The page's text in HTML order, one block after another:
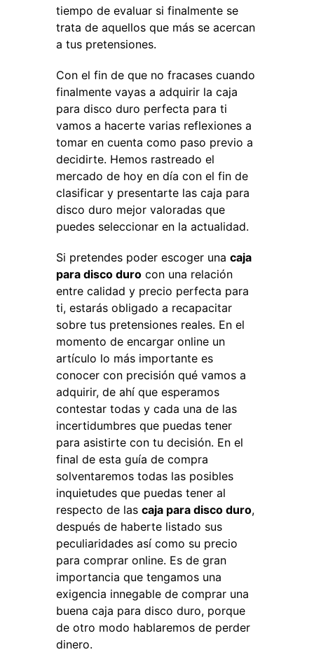
tiempo de evaluar si finalmente se
trata de aquellos que más se acercan
a tus pretensiones.
Con el fin de que no fracases cuando
finalmente vayas a adquirir la caja
para disco duro perfecta para ti
vamos a hacerte varias reflexiones a
tomar en cuenta como paso previo a
decidirte. Hemos rastreado el
mercado de hoy en día con el fin de
clasificar y presentarte las caja para
disco duro mejor valoradas que
puedes seleccionar en la actualidad.
Si pretendes poder escoger una caja
para disco duro con una relación
entre calidad y precio perfecta para
ti, estarás obligado a recapacitar
sobre tus pretensiones reales. En el
momento de encargar online un
artículo lo más importante es
conocer con precisión qué vamos a
adquirir, de ahí que esperamos
contestar todas y cada una de las
incertidumbres que puedas tener
para asistirte con tu decisión. En el
final de esta guía de compra
solventaremos todas las posibles
inquietudes que puedas tener al
respecto de las caja para disco duro,
después de haberte listado sus
peculiaridades así como su precio
para comprar online. Es de gran
importancia que tengamos una
exigencia innegable de comprar una
buena caja para disco duro, porque
de otro modo hablaremos de perder
dinero.